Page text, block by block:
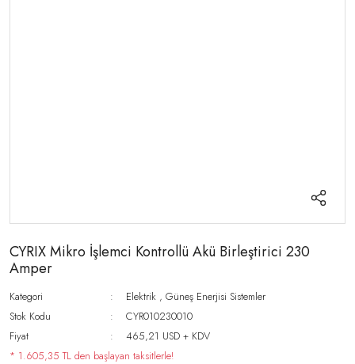
CYRIX Mikro İşlemci Kontrollü Akü Birleştirici 230
Amper
Kategori Elektrik ,Güneş Enerjisi Sistemler
Stok Kodu
CYR010230010
Fiyat
465,21 USD + KDV
* 1.605,35 TL den başlayan taksitlerle!